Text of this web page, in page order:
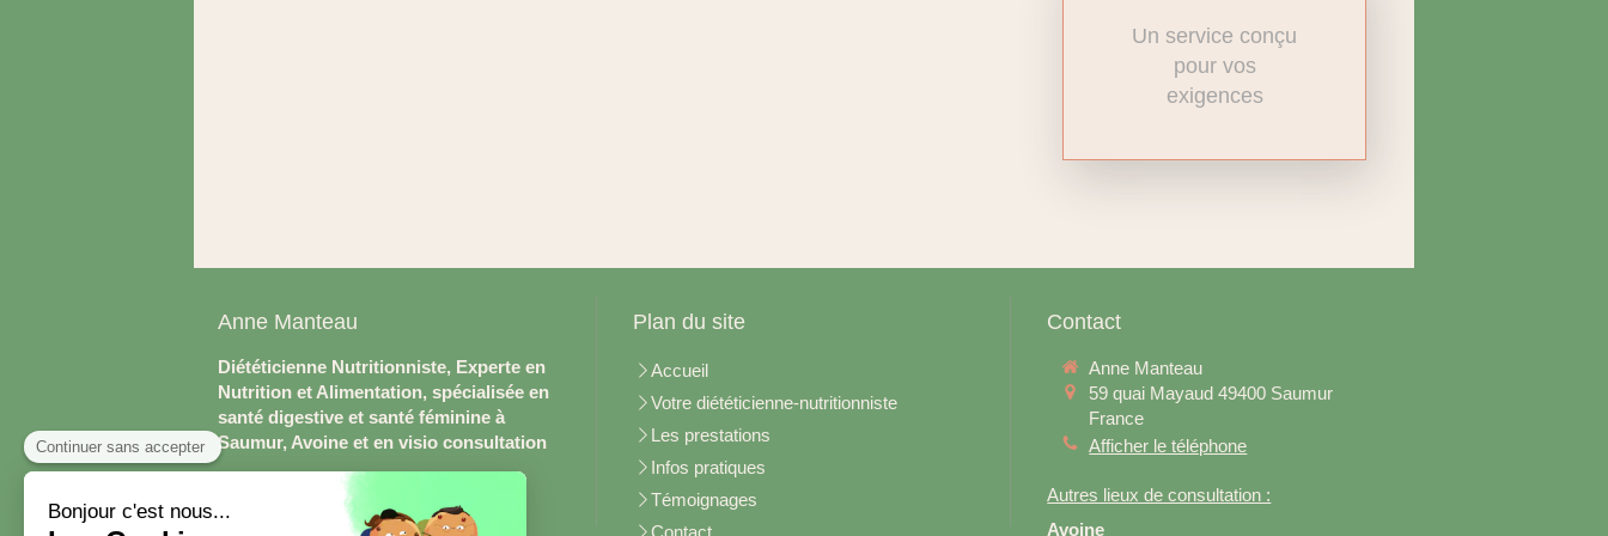
Un service conçu
pour vos
exigences
Anne Manteau
Diététicienne Nutritionniste, Experte en
Nutrition et Alimentation, spécialisée en
santé digestive et santé féminine à
Saumur, Avoine et en visio consultation
Plan du site
Accueil
Votre diététicienne-nutritionniste
Les prestations
Infos pratiques
Témoignages
Contact
Contact
Anne Manteau
59 quai Mayaud 49400 Saumur
France
Afficher le téléphone
Autres lieux de consultation :
Avoine